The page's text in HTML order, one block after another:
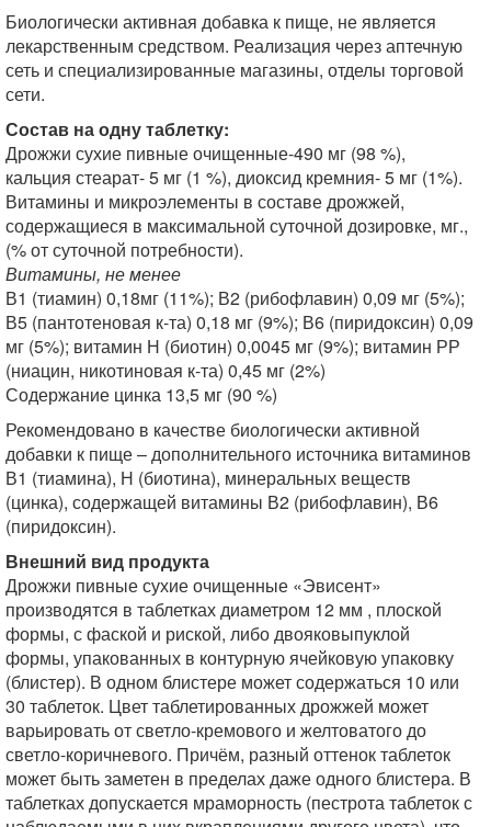
Биологически активная добавка к пище, не является
лекарственным средством. Реализация через аптечную
сеть и специализированные магазины, отделы торговой
сети.
Состав на одну таблетку:
Дрожжи сухие пивные очищенные-490 мг (98 %),
кальция стеарат- 5 мг (1 %), диоксид кремния- 5 мг (1%).
Витамины и микроэлементы в составе дрожжей,
содержащиеся в максимальной суточной дозировке, мг.,
(% от суточной потребности).
Витамины, не менее
В1 (тиамин) 0,18мг (11%); В2 (рибофлавин) 0,09 мг (5%);
В5 (пантотеновая к-та) 0,18 мг (9%); В6 (пиридоксин) 0,09
мг (5%); витамин Н (биотин) 0,0045 мг (9%); витамин РР
(ниацин, никотиновая к-та) 0,45 мг (2%)
Содержание цинка 13,5 мг (90 %)
Рекомендовано в качестве биологически активной
добавки к пище – дополнительного источника витаминов
В1 (тиамина), Н (биотина), минеральных веществ
(цинка), содержащей витамины В2 (рибофлавин), В6
(пиридоксин).
Внешний вид продукта
Дрожжи пивные сухие очищенные «Эвисент»
производятся в таблетках диаметром 12 мм , плоской
формы, с фаской и риской, либо двояковыпуклой
формы, упакованных в контурную ячейковую упаковку
(блистер). В одном блистере может содержаться 10 или
30 таблеток. Цвет таблетированных дрожжей может
варьировать от светло-кремового и желтоватого до
светло-коричневого. Причём, разный оттенок таблеток
может быть заметен в пределах даже одного блистера. В
таблетках допускается мраморность (пестрота таблеток с